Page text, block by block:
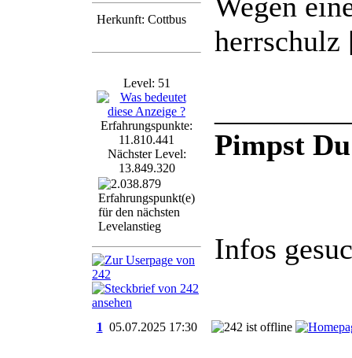
Herkunft: Cottbus
Level: 51
Erfahrungspunkte:
11.810.441
Nächster Level:
13.849.320
herrschulz
Pimpst
Infos
1 05.07.2025 17:30